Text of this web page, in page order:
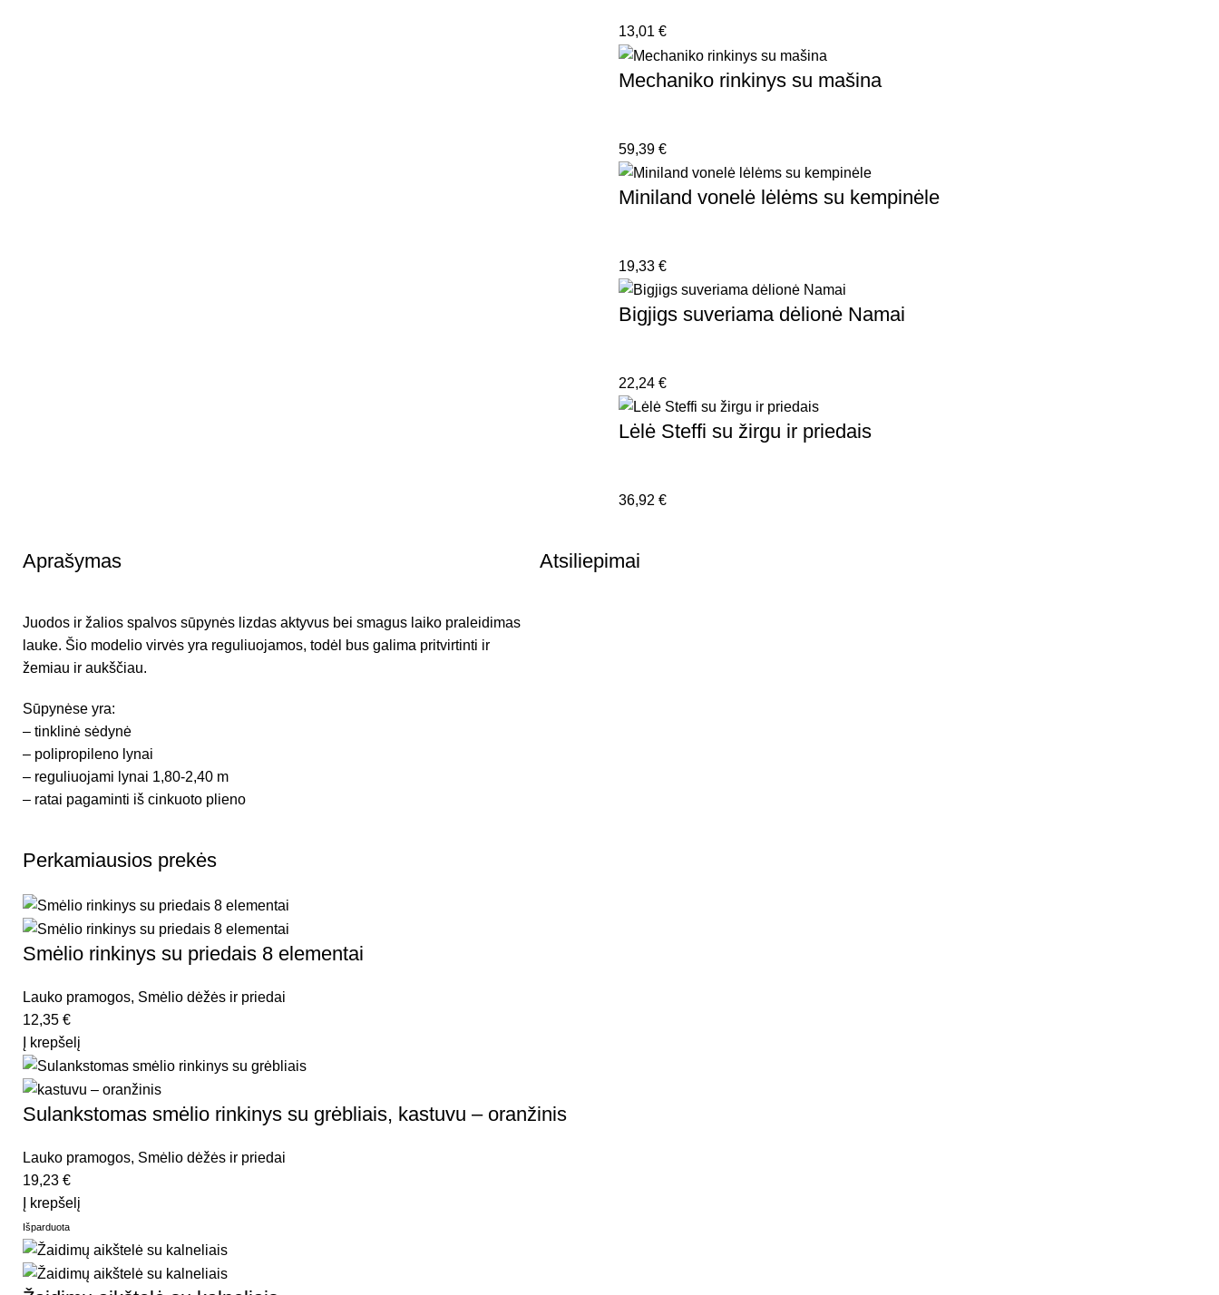
13,01 €
Mechaniko rinkinys su mašina
59,39 €
Miniland vonelė lėlėms su kempinėle
19,33 €
Bigjigs suveriama dėlionė Namai
22,24 €
Lėlė Steffi su žirgu ir priedais
36,92 €
Aprašymas
Juodos ir žalios spalvos sūpynės lizdas aktyvus bei smagus laiko praleidimas
lauke. Šio modelio virvės yra reguliuojamos, todėl bus galima pritvirtinti ir
žemiau ir aukščiau.
Sūpynėse yra:
– tinklinė sėdynė
– polipropileno lynai
– reguliuojami lynai 1,80-2,40 m
– ratai pagaminti iš cinkuoto plieno
Atsiliepimai
Perkamiausios prekės
Smėlio rinkinys su priedais 8 elementai
Lauko pramogos, Smėlio dėžės ir priedai
12,35 €
Į krepšelį
Sulankstomas smėlio rinkinys su grėbliais, kastuvu – oranžinis
Lauko pramogos, Smėlio dėžės ir priedai
19,23 €
Į krepšelį
Išparduota